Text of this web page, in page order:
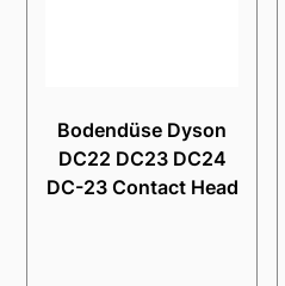
Bodendüse Dyson
DC22 DC23 DC24
DC-23 Contact Head